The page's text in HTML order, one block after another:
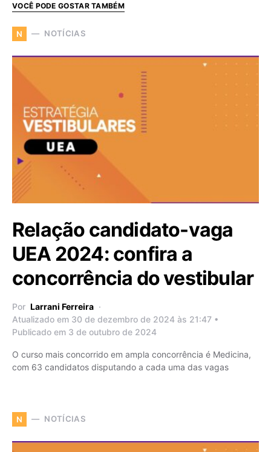
VOCÊ PODE GOSTAR TAMBÉM
N NOTÍCIAS
Relação candidato-vaga
UEA 2024: confira a
concorrência do vestibular
Por Larrani Ferreira
Atualizado em 30 de dezembro de 2024 às 21:47 •
Publicado em 3 de outubro de 2024
O curso mais concorrido em ampla concorrência é Medicina,
com 63 candidatos disputando a cada uma das vagas
N NOTÍCIAS